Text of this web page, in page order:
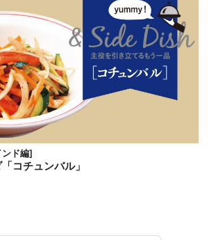
ンド編]
コチュンバル」